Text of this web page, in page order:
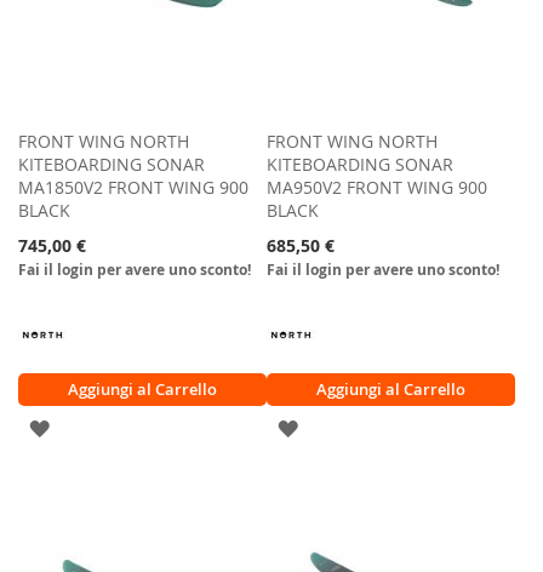
FRONT WING NORTH
KITEBOARDING SONAR
MA1850V2 FRONT WING 900
BLACK
745,00 €
Fai il login per avere uno sconto!
Aggiungi al Carrello
AGGIUNGI
FRONT WING NORTH
KITEBOARDING SONAR
MA950V2 FRONT WING 900
BLACK
685,50 €
Fai il login per avere uno sconto!
Aggiungi al Carrello
AGGIUNGI
DESIDERI